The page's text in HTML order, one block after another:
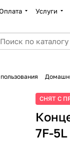
Услуги
СНЯТ С
7F-